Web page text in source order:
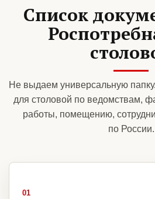
Список
Не выдаем универсальную
для столовой по ведомствам,
работы, помещению,
по России.
01